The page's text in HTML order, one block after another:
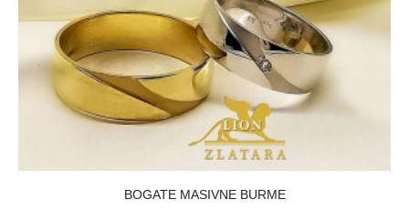
BOGATE MASIVNE BURME